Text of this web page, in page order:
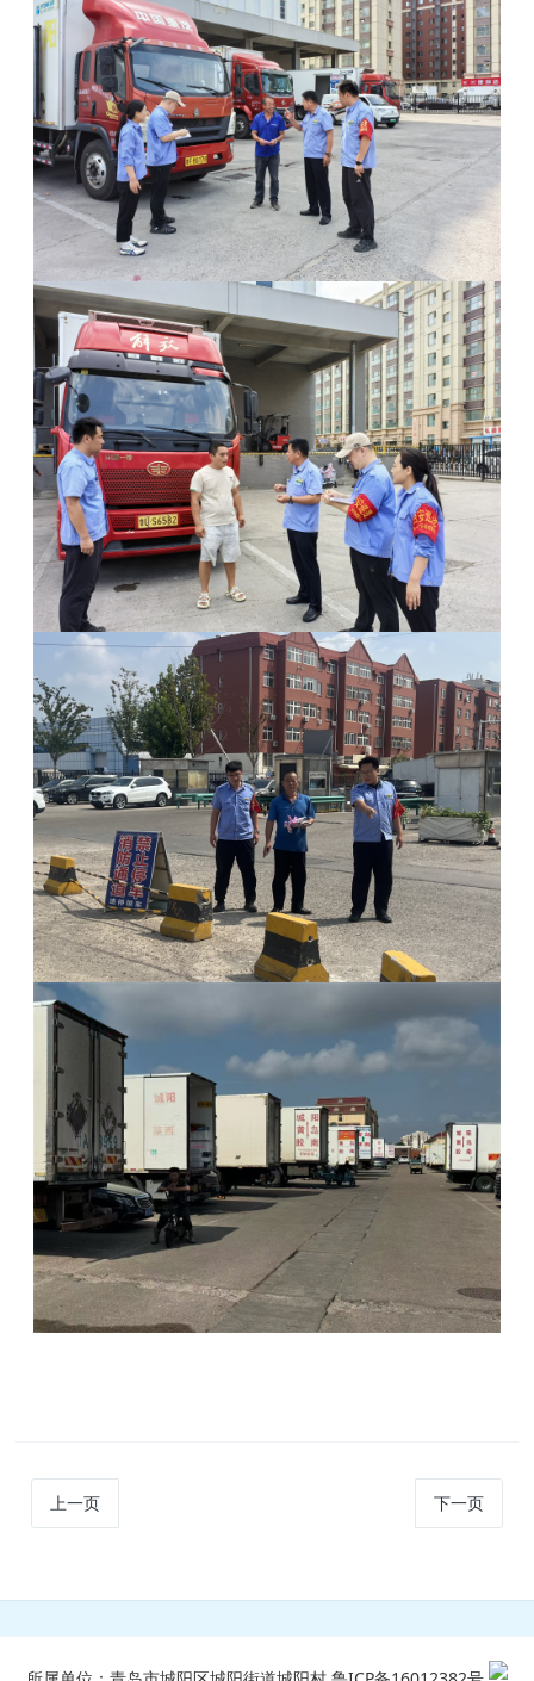
上一页 下一页